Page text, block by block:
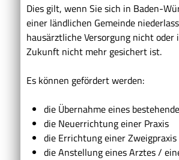
Dies gilt, wenn Sie sich in Baden-
einer ländlichen Gemeinde
hausärztliche Versorgung nicht oder
Zukunft nicht mehr gesichert ist.
Es können gefördert werden:
die Übernahme eines
die Neuerrichtung einer Praxis
die Errichtung einer Zweigpraxis
die Anstellung eines Arztes /